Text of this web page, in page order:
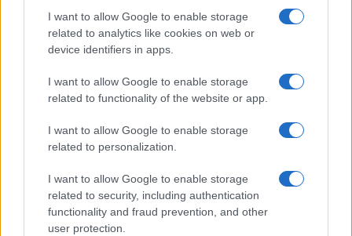
I want to allow Google to enable storage
related to analytics like cookies on web or
device identifiers in apps.
I want to allow Google to enable storage
related to functionality of the website or app.
I want to allow Google to enable storage
related to personalization.
I want to allow Google to enable storage
related to security, including authentication
functionality and fraud prevention, and other
user protection.
Una partita destinata a
ridisegnare il futuro
dell’intrattenimento
Tra l’offerta ostile di Paramount e i dubbi antitrust
sollevati dalla Casa Bianca, il futuro di Warner
Bros Discovery è più incerto che mai. La posta in
produzione, distribuzione e fruizione dei contenuti
a livello globale. Con le prossime mosse di Netflix,
Paramount e Washington ancora tutte da scoprire,